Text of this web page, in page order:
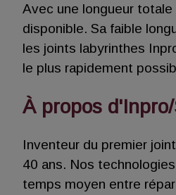
Avec une longueur
disponible. Sa faible
les joints labyrinthes
le plus rapidement
À propos d'Inpro/
Inventeur du premier
40 ans. Nos
temps moyen entre